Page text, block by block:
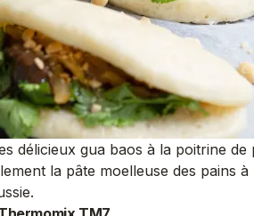
délicieux gua baos à la poitrine
la pâte moelleuse des pains